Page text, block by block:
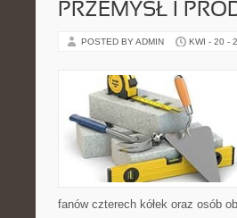
PRZEMYSŁ I
POSTED BY ADMIN KWI - 20 -
fanów czterech kółek oraz osób